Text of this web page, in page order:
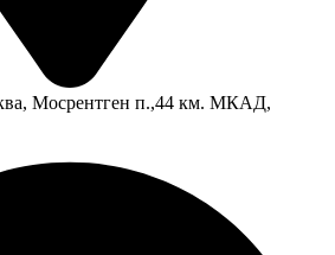
Мосрентген п.,44 км. МКАД,